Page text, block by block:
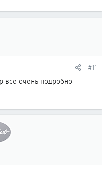
#11
все очень подробно